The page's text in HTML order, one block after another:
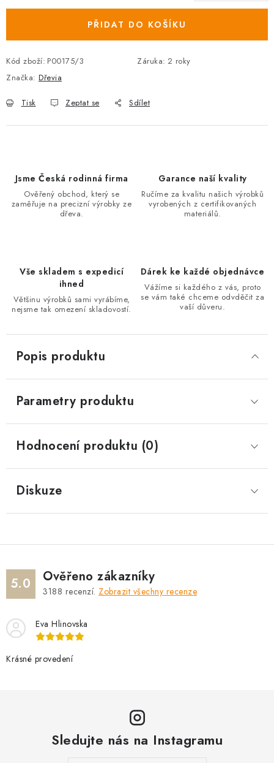
PŘIDAT DO KOŠÍKU
Kód zboží: P00175/3 Záruka: 2 roky
Značka: Dřevia
Tisk Zeptat se Sdílet
Jsme Česká rodinná firma
Ověřený obchod, který se
zaměřuje na precizní výrobky ze
dřeva.
Garance naší kvality
Ručíme za kvalitu našich výrobků
vyrobených z certifikovaných
materiálů.
Vše skladem s expedicí
ihned
Většinu výrobků sami vyrábíme,
nejsme tak omezení skladovostí.
Dárek ke každé objednávce
Vážíme si každého z vás, proto
se vám také chceme odvděčit za
vaší důveru.
Popis produktu
Parametry produktu
Hodnocení produktu (0)
Diskuze
5.0 Ověřeno zákazníky
3188 recenzí. Zobrazit všechny recenze
Eva Hlinovska
Krásné provedení
Sledujte nás na Instagramu